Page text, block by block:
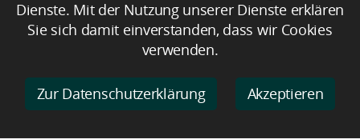
Dienste. Mit der Nutzung unserer Dienste erklären
Sie sich damit einverstanden, dass wir Cookies
verwenden.
Zur Datenschutzerklärung Akzeptieren